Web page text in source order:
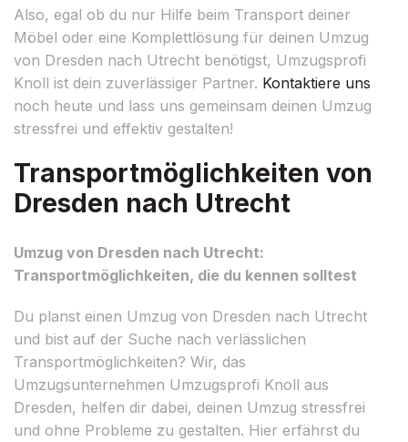
Also, egal ob du nur Hilfe beim Transport deiner
Möbel oder eine Komplettlösung für deinen Umzug
von Dresden nach Utrecht benötigst, Umzugsprofi
Knoll ist dein zuverlässiger Partner. Kontaktiere uns
noch heute und lass uns gemeinsam deinen Umzug
stressfrei und effektiv gestalten!
Transportmöglichkeiten von
Dresden nach Utrecht
Umzug von Dresden nach Utrecht:
Transportmöglichkeiten, die du kennen solltest
Du planst einen Umzug von Dresden nach Utrecht
und bist auf der Suche nach verlässlichen
Transportmöglichkeiten? Wir, das
Umzugsunternehmen Umzugsprofi Knoll aus
Dresden, helfen dir dabei, deinen Umzug stressfrei
und ohne Probleme zu gestalten. Hier erfährst du